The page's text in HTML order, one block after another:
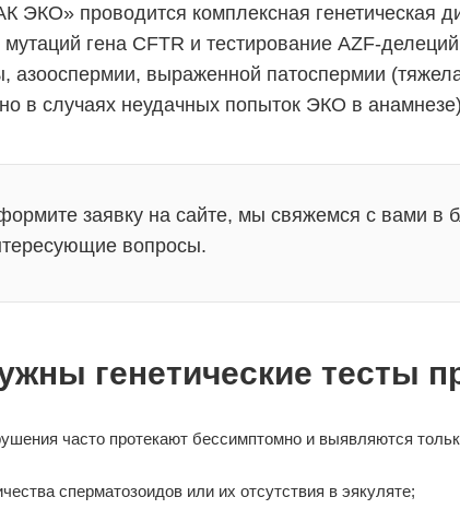
ЭКО» проводится комплексная генетическая
гена CFTR и тестирование AZF-
азооспермии, выраженной патоспермии
в случаях неудачных попыток ЭКО в
заявку на сайте, мы свяжемся с вами в
вопросы.
генетические тесты
часто протекают бессимптомно и выявляются
сперматозоидов или их отсутствия в эякуляте;